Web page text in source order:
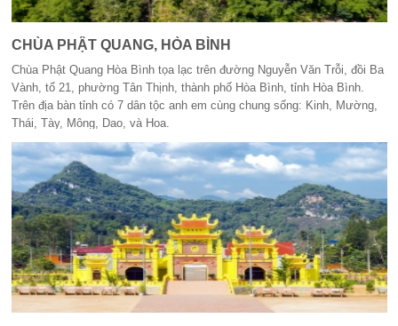
CHÙA PHẬT QUANG, HÒA BÌNH
Chùa Phật Quang Hòa Bình tọa lạc trên đường Nguyễn Văn Trỗi, đồi Ba
Vành, tổ 21, phường Tân Thịnh, thành phố Hòa Bình, tỉnh Hòa Bình.
Trên địa bàn tỉnh có 7 dân tộc anh em cùng chung sống: Kinh, Mường,
Thái, Tày, Mông, Dao, và Hoa.